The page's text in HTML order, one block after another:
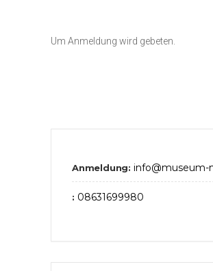
Um Anmeldung wird gebeten.
Anmeldung: info@museum-
: 08631699980